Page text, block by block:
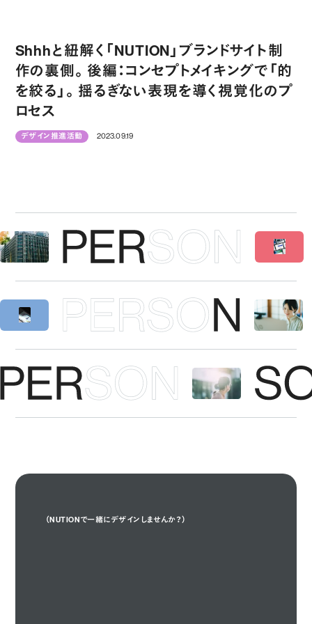
Shhhと紐解く「NUTION」ブランドサイト制
作の裏側。後編：コンセプトメイキングで「的
を絞る」。揺るぎない表現を導く視覚化のプ
ロセス
デザイン推進活動 2023.09.19
（NUTIONで一緒にデザインしませんか？）